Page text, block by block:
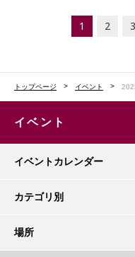
1 2 3
トップページ イベント
イベント
イベントカレンダー
カテゴリ別
場所